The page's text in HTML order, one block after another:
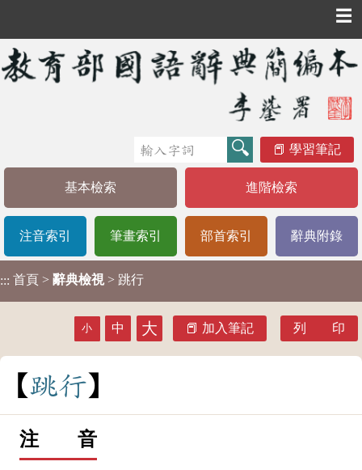
☰
學習筆記
基本檢索 進階檢索
注音索引 筆畫索引 部首索引 辭典附錄
::: 首頁 > 辭典檢視 > 跳行
小 中 大 加入筆記 列 印
跳行
注 音